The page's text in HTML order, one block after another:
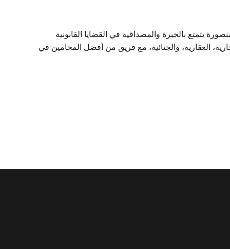
بالخبرة والمصداقية في القضايا القانونية
العقارية، والجنائية، مع فريق من أفضل المحامين في